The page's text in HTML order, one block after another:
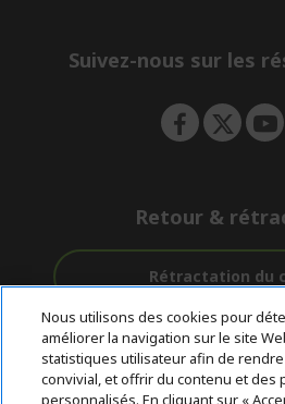
Suivez-nous sur les
Retour &
Rétractation du
Livraison
gratuite
avant et
vente
Nous utilisons des cookies pour
améliorer la navigation sur le site
statistiques utilisateur afin de
convivial, et offrir du contenu et des
personnalisés. En cliquant sur «